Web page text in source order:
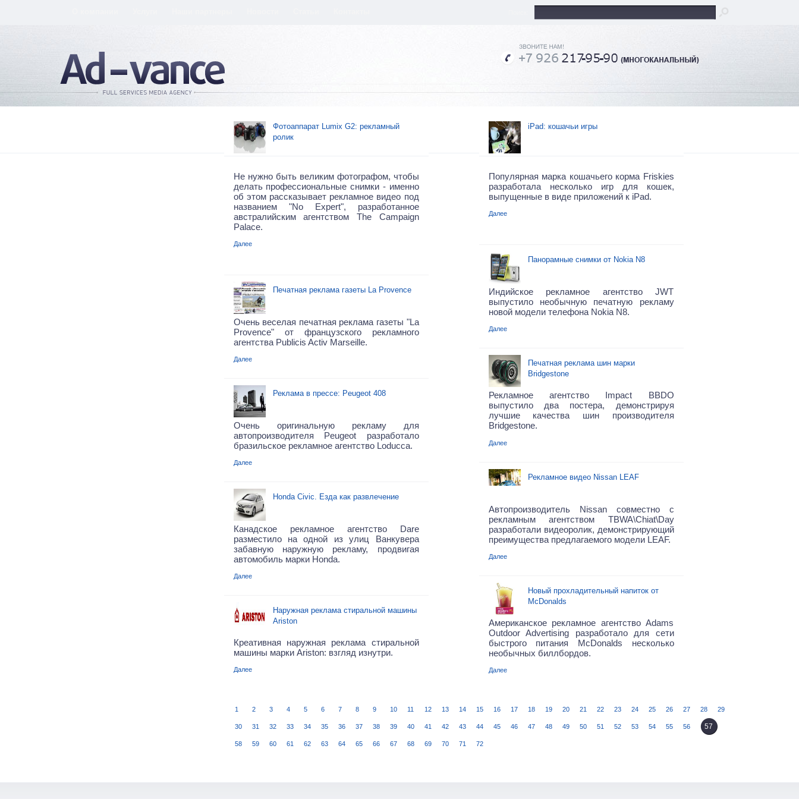
Фотоаппарат Lumix G2: рекламный
ролик
Не нужно быть великим фотографом, чтобы
делать профессиональные снимки - именно
об этом рассказывает рекламное видео под
названием "No Expert", разработанное
австралийским агентством The Campaign
Palace.
Далее
Печатная реклама газеты La Provence
Очень веселая печатная реклама газеты "La
Provence" от французского рекламного
агентства Publicis Activ Marseille.
Далее
Реклама в прессе: Peugeot 408
Очень оригинальную рекламу для
автопроизводителя Peugeot разработало
бразильское рекламное агентство Loducca.
Далее
Honda Civic. Езда как развлечение
Канадское рекламное агентство Dare
разместило на одной из улиц Ванкувера
забавную наружную рекламу, продвигая
автомобиль марки Honda.
Далее
Наружная реклама стиральной машины
Ariston
Креативная наружная реклама стиральной
машины марки Ariston: взгляд изнутри.
Далее
iPad: кошачьи игры
Популярная марка кошачьего корма Friskies
разработала несколько игр для кошек,
выпущенные в виде приложений к iPad.
Далее
Панорамные снимки от Nokia N8
Индийское рекламное агентство JWT
выпустило необычную печатную рекламу
новой модели телефона Nokia N8.
Далее
Печатная реклама шин марки
Bridgestone
Рекламное агентство Impact BBDO
выпустило два постера, демонстрируя
лучшие качества шин производителя
Bridgestone.
Далее
Рекламное видео Nissan LEAF
Автопроизводитель Nissan совместно с
рекламным агентством TBWA\Chiat\Day
разработали видеоролик, демонстрирующий
преимущества предлагаемого модели LEAF.
Далее
Новый прохладительный напиток от
McDonalds
Американское рекламное агентство Adams
Outdoor Advertising разработало для сети
быстрого питания McDonalds несколько
необычных биллбордов.
Далее
1 2 3 4 5 6 7 8 9 10 11 12 13 14 15 16 17 18 19 20 21 22 23 24 25 26 27 28 29
30 31 32 33 34 35 36 37 38 39 40 41 42 43 44 45 46 47 48 49 50 51 52 53 54 55 56 57
58 59 60 61 62 63 64 65 66 67 68 69 70 71 72